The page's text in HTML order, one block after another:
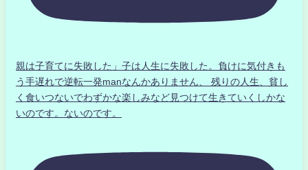
親は子育てに失敗した」子は人生に失敗した。負けに気付きも
う手遅れで逆転一発manなんかありません、 残りの人生、貧し
く食いつないでわずかな楽しみなど見つけて生きていくしかな
いのです。ないのです。